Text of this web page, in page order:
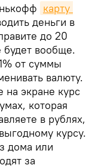
карту
деньги в
до 20
вообще.
от суммы
валюту.
экране курс
которая
в рублях,
курсу.
дома или
за